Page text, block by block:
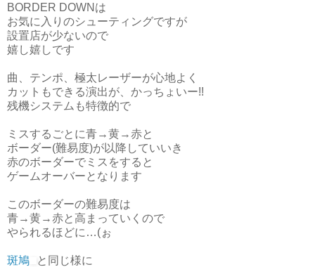
BORDER DOWNは
お気に入りのシューティングですが
設置店が少ないので
嬉し嬉しです
曲、テンポ、極太レーザーが心地よく
カットもできる演出が、かっちょいー!!
残機システムも特徴的で
ミスするごとに青→黄→赤と
ボーダー(難易度)が以降していいき
赤のボーダーでミスをすると
ゲームオーバーとなります
このボーダーの難易度は
青→黄→赤と高まっていくので
やられるほどに…(ぉ
斑鳩
と同じ様に